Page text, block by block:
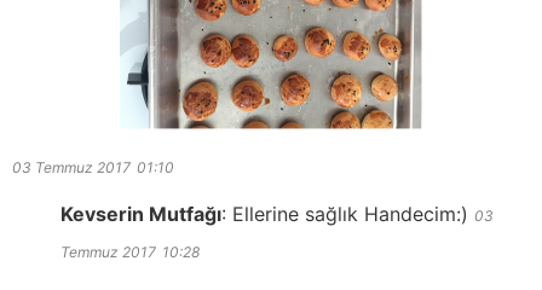
03 Temmuz 2017 01:10
Kevserin Mutfağı: Ellerine sağlık Handecim:) 03
Temmuz 2017 10:28